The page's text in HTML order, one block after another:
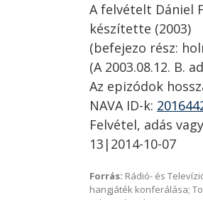
A felvételt Dániel
készítette (2003)
(befejezo rész:
(A 2003.08.12. B.
Az epizódok
NAVA ID-k:
Felvétel, adás
13|2014-10-07
Forrás: Rádió- és
hangjáték konferálása;